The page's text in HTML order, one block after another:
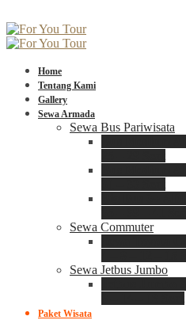
Home
Tentang Kami
Gallery
Sewa Armada
Sewa Bus Pariwisata
Sewa Commuter
Sewa Jetbus Jumbo
Paket Wisata